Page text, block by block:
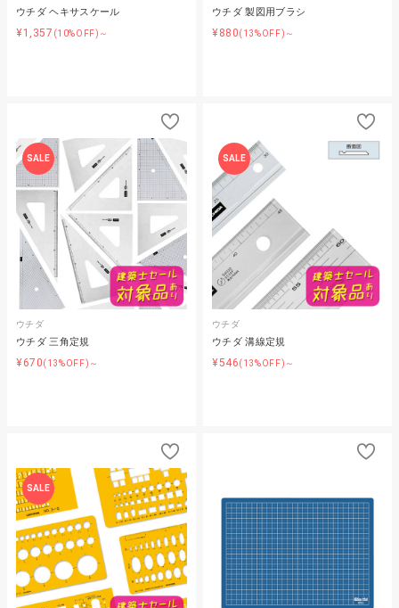
ウチダ ヘキサスケール
¥1,357 (10%OFF)～
ウチダ 製図用ブラシ
¥880(13%OFF)～
SALE
ウチダ
ウチダ 三角定規
¥670(13%OFF)～
SALE
ウチダ
ウチダ 溝線定規
¥546(13%OFF)～
SALE